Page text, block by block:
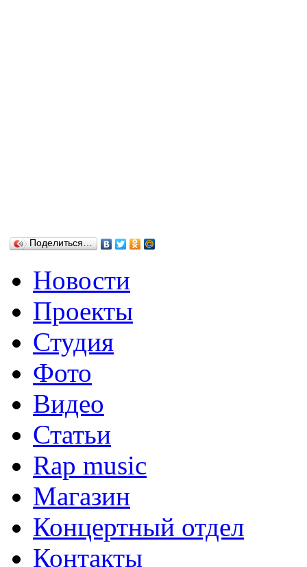
Поделиться…
Новости
Проекты
Студия
Фото
Видео
Статьи
Rap music
Магазин
Концертный отдел
Контакты